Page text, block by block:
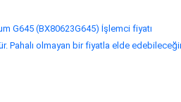
G645 (BX80623G645) İşlemci fiyatı
Pahalı olmayan bir fiyatla elde